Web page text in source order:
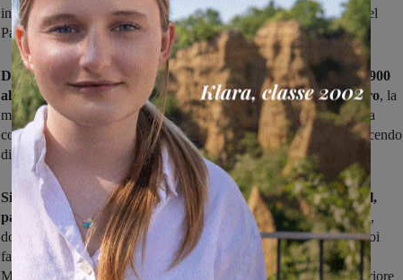
inaugurata stamani al Liceo Varchi di Montevarchi su iniziativa del
Panathlon Valdarno. Resterà aperta fino al 24 febbraio.
Dalla prima atleta donna che prese parte alle Olimpiadi del 1900
alle grandi campionesse che oggi entusiasmano il mondo intero, la
mostra ricostruisce la crescita di popolarità dei Giochi olimpici e la
costante emancipazione femminile andata di pari passo in un crescendo
di gare e spettacolo.
Si tratta di un progetto itinerante del Panathlon International,
partito dal Foro Italico di Roma per arrivare fino a Bruxelles,
dove l'esposizione è stata presentata alle istituzioni europee, per poi
fare ritorno in Italia e attraversare il paese in più tappe. Compresa
Montevarchi, dove la mostra arriva grazie al Club Valdarno Superiore